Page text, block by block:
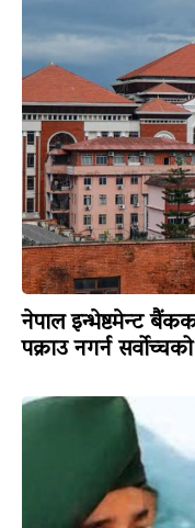
नेपाल इन्भेष्टमेन्ट
पक्राउ नगर्न